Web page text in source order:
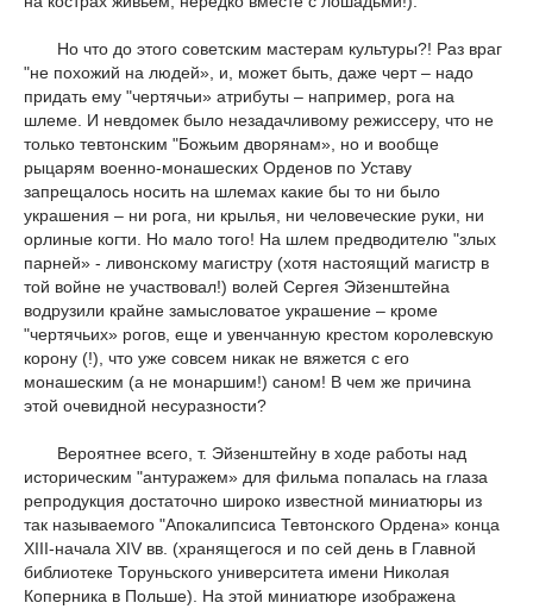
Но что до этого советским мастерам культуры?! Раз враг
"не похожий на людей», и, может быть, даже черт – надо
придать ему "чертячьи» атрибуты – например, рога на
шлеме. И невдомек было незадачливому режиссеру, что не
только тевтонским "Божьим дворянам», но и вообще
рыцарям военно-монашеских Орденов по Уставу
запрещалось носить на шлемах какие бы то ни было
украшения – ни рога, ни крылья, ни человеческие руки, ни
орлиные когти. Но мало того! На шлем предводителю "злых
парней» - ливонскому магистру (хотя настоящий магистр в
той войне не участвовал!) волей Сергея Эйзенштейна
водрузили крайне замысловатое украшение – кроме
"чертячьих» рогов, еще и увенчанную крестом королевскую
корону (!), что уже совсем никак не вяжется с его
монашеским (а не монаршим!) саном! В чем же причина
этой очевидной несуразности?
Вероятнее всего, т. Эйзенштейну в ходе работы над
историческим "антуражем» для фильма попалась на глаза
репродукция достаточно широко известной миниатюры из
так называемого "Апокалипсиса Тевтонского Ордена» конца
XIII-начала XIV вв. (хранящегося и по сей день в Главной
библиотеке Торуньского университета имени Николая
Коперника в Польше). На этой миниатюре изображена